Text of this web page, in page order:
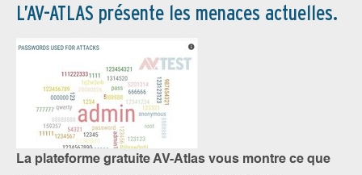
L’AV-ATLAS présente les menaces actuelles.
La plateforme gratuite AV-Atlas vous montre ce que